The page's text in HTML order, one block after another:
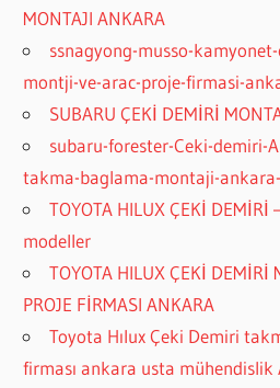
MONTAJI ANKARA
ssnagyong-musso-
montji-ve-arac-proje-firmasi-
SUBARU ÇEKİ DEMİRİ
subaru-forester-Ceki-demiri-
takma-baglama-montaji-ankara-
TOYOTA HILUX ÇEKİ DEMİRİ
modeller
TOYOTA HILUX ÇEKİ DEMİRİ
PROJE FİRMASI ANKARA
Toyota Hılux Çeki Demiri
firması ankara usta mühendislik